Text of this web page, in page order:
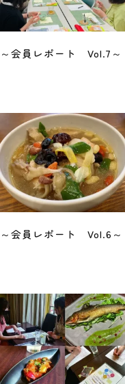
～会員レポート Vol.7～
～会員レポート Vol.6～